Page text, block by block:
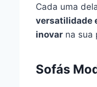
Cada uma
versatilidade
inovar na sua
Sofás